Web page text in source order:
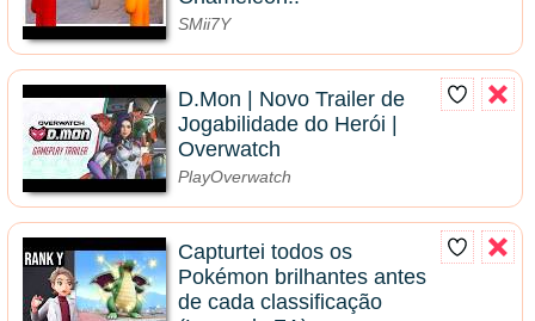
SMii7Y
D.Mon | Novo Trailer de
Jogabilidade do Herói |
Overwatch
PlayOverwatch
Capturtei todos os
Pokémon brilhantes antes
de cada classificação